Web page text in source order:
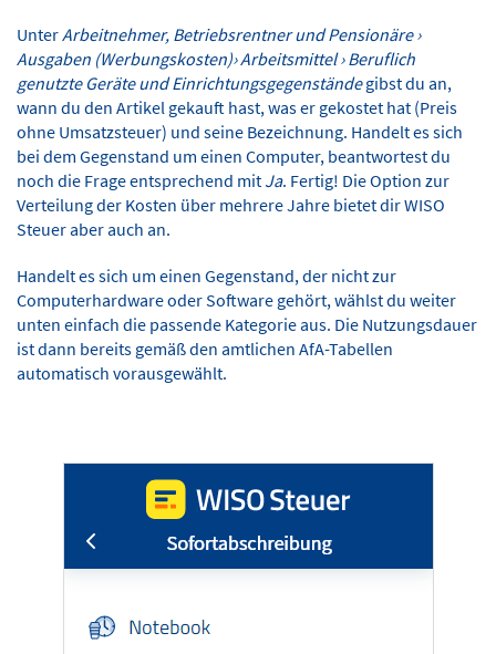
UnterArbeitnehmer, Betriebsrentner und Pensionäre ›
Ausgaben (Werbungskosten)› Arbeitsmittel › Beruflich
genutzte Geräte und Einrichtungsgegenständegibst du an,
wann du den Artikel gekauft hast, was er gekostet hat (Preis
ohne Umsatzsteuer) und seine Bezeichnung. Handelt es sich
bei dem Gegenstand um einen Computer, beantwortest du
noch die Frage entsprechend mit Ja. Fertig! Die Option zur
Verteilung der Kosten über mehrere Jahre bietet dir WISO
Steuer aber auch an.
Handelt es sich um einen Gegenstand, der nicht zur
Computerhardware oder Software gehört, wählst du weiter
unten einfach die passende Kategorie aus. Die Nutzungsdauer
ist dann bereits gemäß den amtlichen AfA-Tabellen
automatisch vorausgewählt.